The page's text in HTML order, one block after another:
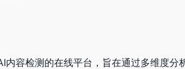
容检测的在线平台，旨在通过多维度